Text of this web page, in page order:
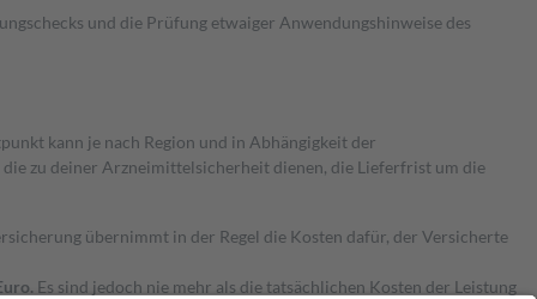
und die Prüfung etwaiger Anwendungshinweise des
kann je nach Region und in Abhängigkeit der
zu deiner Arzneimittelsicherheit dienen, die Lieferfrist um die
übernimmt in der Regel die Kosten dafür, der Versicherte
Es sind jedoch nie mehr als die tatsächlichen Kosten der Leistung